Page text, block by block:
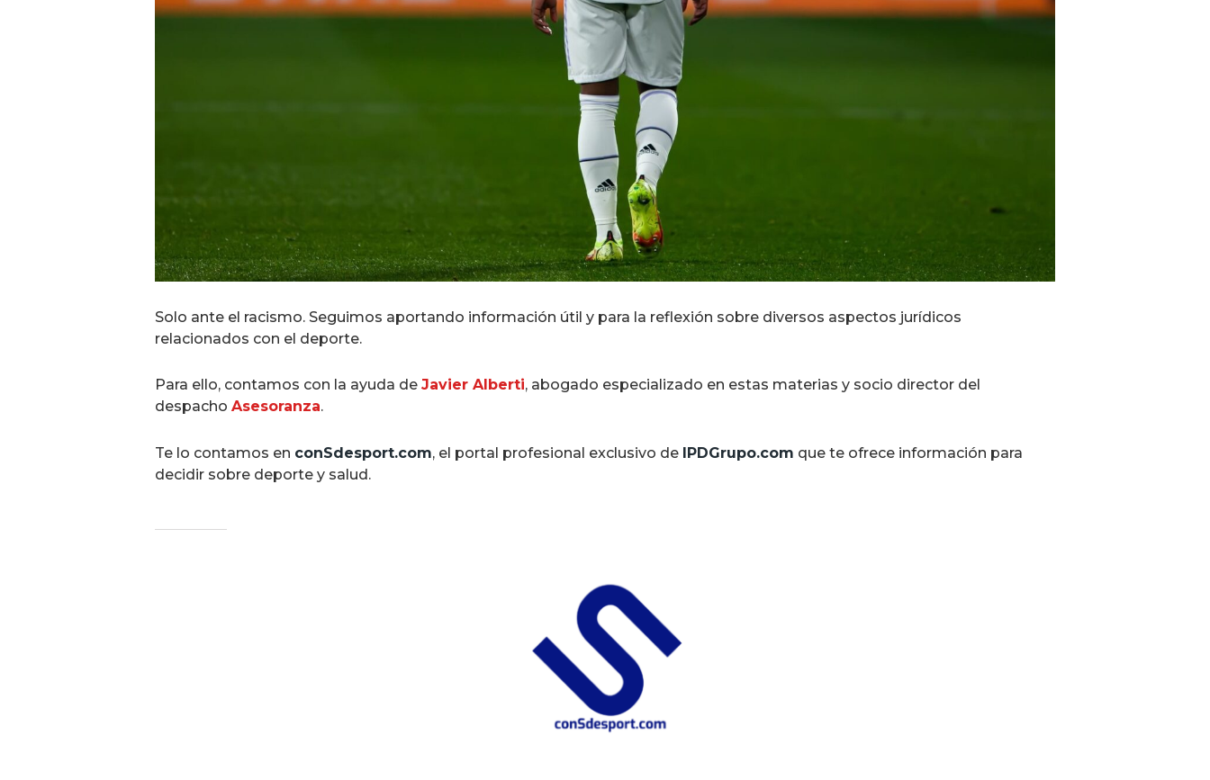
Solo ante el racismo. Seguimos aportando información útil y para la reflexión sobre diversos aspectos jurídicos
relacionados con el deporte.
Para ello, contamos con la ayuda de Javier Alberti, abogado especializado en estas materias y socio director del
despacho Asesoranza.
Te lo contamos en conSdesport.com, el portal profesional exclusivo de IPDGrupo.com que te ofrece información para
decidir sobre deporte y salud.